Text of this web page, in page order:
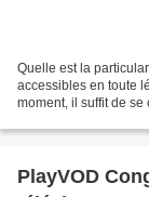
Quelle est la
accessibles en toute
moment, il suffit de
PlayVOD